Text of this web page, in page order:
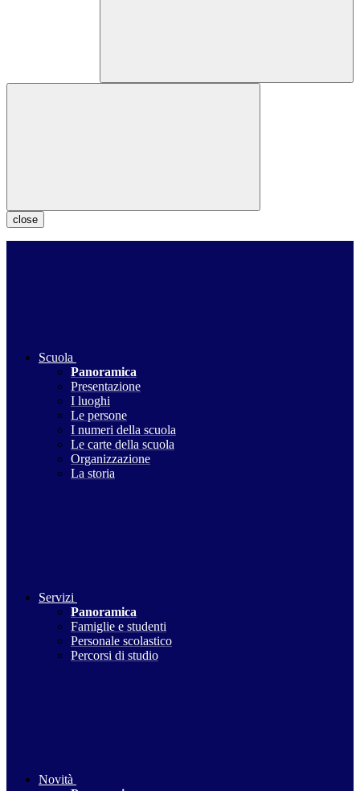
close
Scuola
Panoramica
Presentazione
I luoghi
Le persone
I numeri della scuola
Le carte della scuola
Organizzazione
La storia
Servizi
Panoramica
Famiglie e studenti
Personale scolastico
Percorsi di studio
Novità